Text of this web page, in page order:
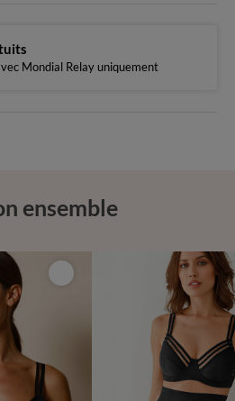
Mondial Relay uniquement
ensemble